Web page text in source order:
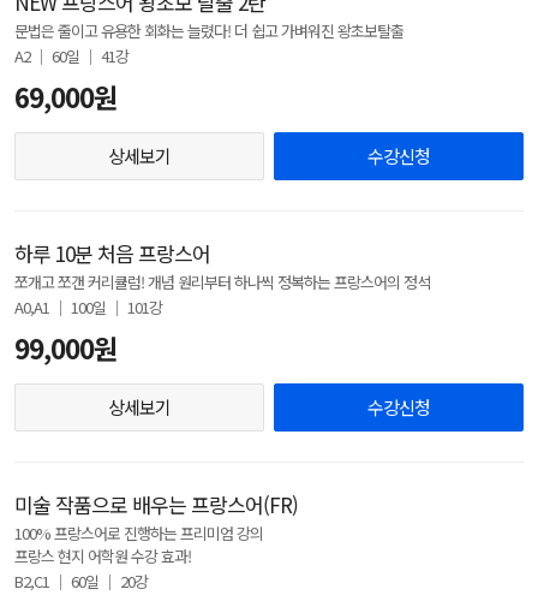
문법은 줄이고 유용한 회화는 늘렸다! 더 쉽고 가벼워진 왕초보탈출
A2 │ 60일 │ 41강
69,000원
상세보기 수강신청
하루 10분 처음 프랑스어
쪼개고 쪼갠 커리큘럼! 개념 원리부터 하나씩 정복하는 프랑스어의 정석
A0,A1 │ 100일 │ 101강
99,000원
상세보기 수강신청
미술 작품으로 배우는 프랑스어(FR)
100% 프랑스어로 진행하는 프리미엄 강의
프랑스 현지 어학원 수강 효과!
B2,C1 │ 60일 │ 20강